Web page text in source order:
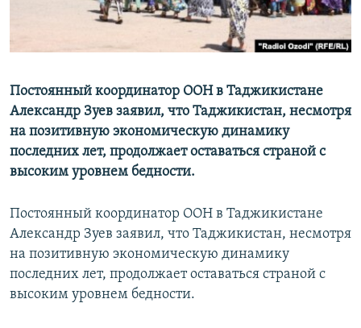
Постоянный координатор ООН в Таджикистане
Александр Зуев заявил, что Таджикистан, несмотря
на позитивную экономическую динамику
последних лет, продолжает оставаться страной с
высоким уровнем бедности.
Постоянный координатор ООН в Таджикистане
Александр Зуев заявил, что Таджикистан, несмотря
на позитивную экономическую динамику
последних лет, продолжает оставаться страной с
высоким уровнем бедности.